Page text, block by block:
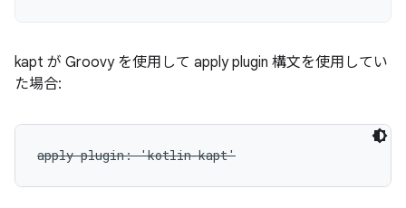
kapt が Groovy を使用して apply plugin 構文を使用してい
た場合:
apply plugin: 'kotlin-kapt'